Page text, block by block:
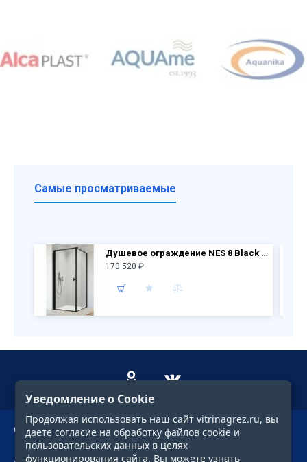
Самые просматриваемые
Душевое ограждение NES 8 Black KDJ I Frame дверь 10022090-54-56L + бок.перегородка 10039090-54-56
170 520 ₽
О компании
Уведомление о Cookie
Продолжая использовать наш сайт vitrinagrez.ru, вы
даете согласие на обработку файлов cookie и
пользовательских данных в целях
функционирования сайта. Вы можете узнать